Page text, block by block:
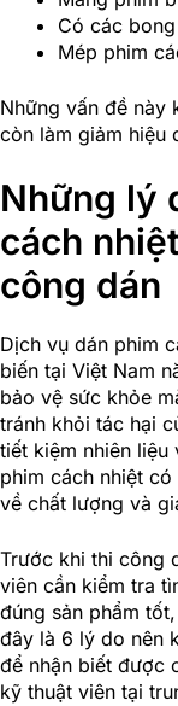
Có các
Mép phim
Những vấn đề này
còn làm giảm hiệu
Những lý
cách
công dán
Dịch vụ dán phim
biến tại Việt Nam
bảo vệ sức khỏe
tránh khỏi tác hại
tiết kiệm nhiên liệu
phim cách nhiệt
về chất lượng và
Trước khi thi công
viên cần kiểm tra
đúng sản phẩm
đây là 6 lý do nên
để nhận biết được
kỹ thuật viên tại